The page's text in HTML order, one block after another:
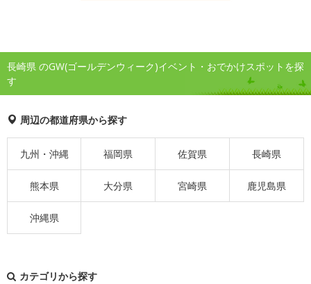
長崎県 のGW(ゴールデンウィーク)イベント・おでかけスポットを探
す
周辺の都道府県から探す
九州・沖縄 福岡県 佐賀県 長崎県
熊本県 大分県 宮崎県 鹿児島県
沖縄県
カテゴリから探す